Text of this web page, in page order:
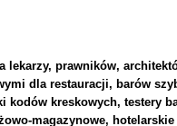
lekarzy, prawników,
dla restauracji, barów
kodów kreskowych, testery
magazynowe,